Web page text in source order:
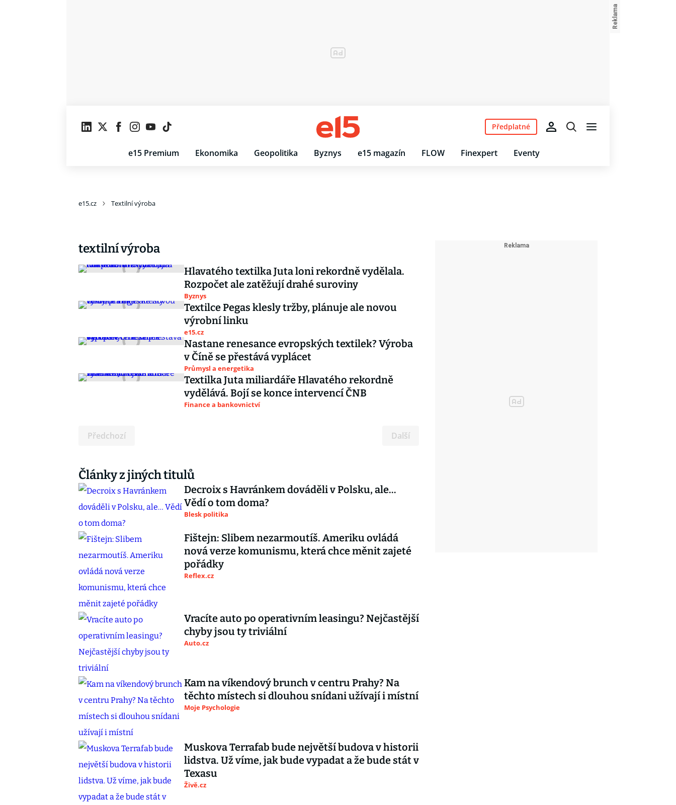
e15 Premium Ekonomika Geopolitika Byznys e15 magazín FLOW Finexpert Eventy
Předplatné
e15.cz Textilní výroba
textilní výroba
Hlavatého textilka Juta loni rekordně vydělala.
Rozpočet ale zatěžují drahé suroviny
Byznys
Textilce Pegas klesly tržby, plánuje ale novou
výrobní linku
e15.cz
Nastane renesance evropských textilek? Výroba
v Číně se přestává vyplácet
Průmysl a energetika
Textilka Juta miliardáře Hlavatého rekordně
vydělává. Bojí se konce intervencí ČNB
Finance a bankovnictví
Předchozí Další
Články z jiných titulů
Decroix s Havránkem dováděli v Polsku, ale…
Vědí o tom doma?
Blesk politika
Fištejn: Slibem nezarmoutíš. Ameriku ovládá
nová verze komunismu, která chce měnit zajeté
pořádky
Reflex.cz
Vracíte auto po operativním leasingu? Nejčastější
chyby jsou ty triviální
Auto.cz
Kam na víkendový brunch v centru Prahy? Na
těchto místech si dlouhou snídani užívají i místní
Moje Psychologie
Muskova Terrafab bude největší budova v historii
lidstva. Už víme, jak bude vypadat a že bude stát v
Texasu
Živě.cz